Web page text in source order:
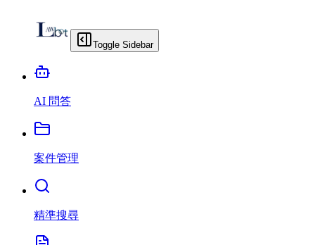
Toggle Sidebar
AI 問答
案件管理
精準搜尋